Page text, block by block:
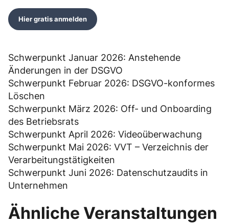
Hier gratis anmelden
Schwerpunkt Januar 2026: Anstehende
Änderungen in der DSGVO
Schwerpunkt Februar 2026: DSGVO-konformes
Löschen
Schwerpunkt März 2026: Off- und Onboarding
des Betriebsrats
Schwerpunkt April 2026: Videoüberwachung
Schwerpunkt Mai 2026: VVT – Verzeichnis der
Verarbeitungstätigkeiten
Schwerpunkt Juni 2026: Datenschutzaudits in
Unternehmen
Ähnliche Veranstaltungen